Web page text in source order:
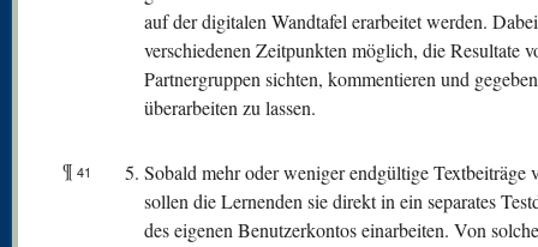
auf der digitalen Wandtafel erarbeitet werden.
verschiedenen Zeitpunkten möglich, die Resultate
Partnergruppen sichten, kommentieren und
überarbeiten zu lassen.
¶ 41
Sobald mehr oder weniger endgültige Textbeiträge
sollen die Lernenden sie direkt in ein separates
des eigenen Benutzerkontos einarbeiten. Von